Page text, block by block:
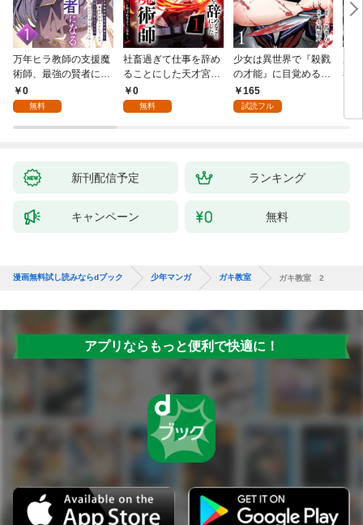
万年ヒラ教師の支援魔
術師、最強の賢者にな
る～不人気の支援魔術
師は給料泥棒だと魔術
が、出世した元教え子
0
無料
社畜過ぎて仕事を辞め
ることにした天才宮廷
魔術師～辺境の地でス
ローライフを夢見る
0
無料
少女は異世界で『殺戮
の才能』に目覚める
(話売り) #1
165
試読フル
者
新刊配信予定 ランキング
キャンペーン 無料
漫画無料試し読みならdブック 少年マンガ ガキ教室 ガキ教室 2
アプリならもっと便利で快適に！